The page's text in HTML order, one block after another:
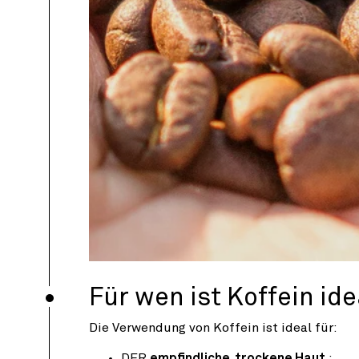
Für wen ist Koffein
Die Verwendung von Koffein ist ideal für: